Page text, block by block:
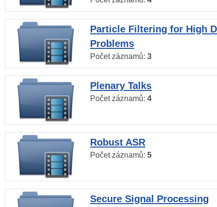
Particle Filtering for High
Problems
Počet záznamů: 3
Plenary Talks
Počet záznamů: 4
Robust ASR
Počet záznamů: 5
Secure Signal Processing